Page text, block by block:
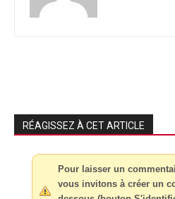
RÉAGISSEZ À CET ARTICLE
Pour laisser un
vous invitons à créer un